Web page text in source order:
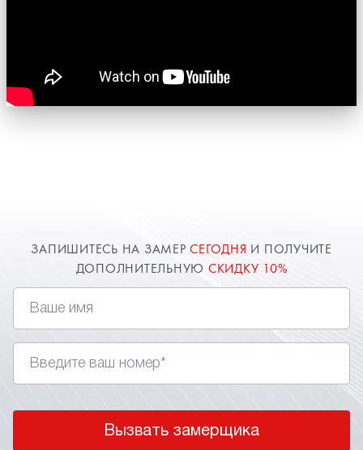
ЗАПИШИТЕСЬ НА ЗАМЕРСЕГОДНЯ И ПОЛУЧИТЕ
ДОПОЛНИТЕЛЬНУЮ СКИДКУ 10%
Вызвать замерщика